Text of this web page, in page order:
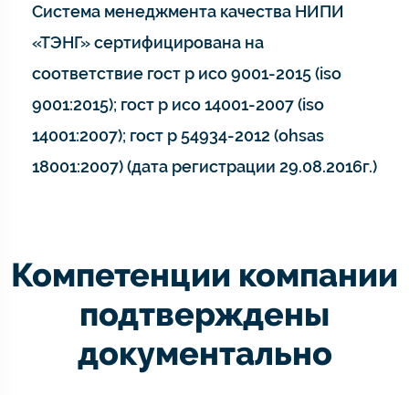
Система менеджмента качества НИПИ
«ТЭНГ» сертифицирована на
соответствие гост р исо 9001-2015 (iso
9001:2015); гост р исо 14001-2007 (iso
14001:2007); гост р 54934-2012 (ohsas
18001:2007) (дата регистрации 29.08.2016г.)
Компетенции компании
подтверждены
документально